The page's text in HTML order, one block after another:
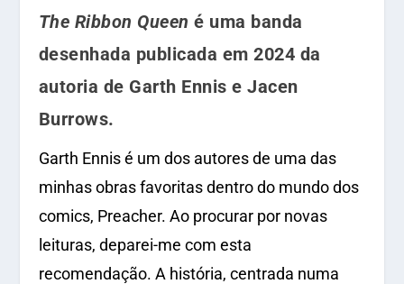
The Ribbon Queen é uma banda
desenhada publicada em 2024 da
autoria de Garth Ennis e Jacen
Burrows.
Garth Ennis é um dos autores de uma das
minhas obras favoritas dentro do mundo dos
comics, Preacher. Ao procurar por novas
leituras, deparei-me com esta
recomendação. A história, centrada numa